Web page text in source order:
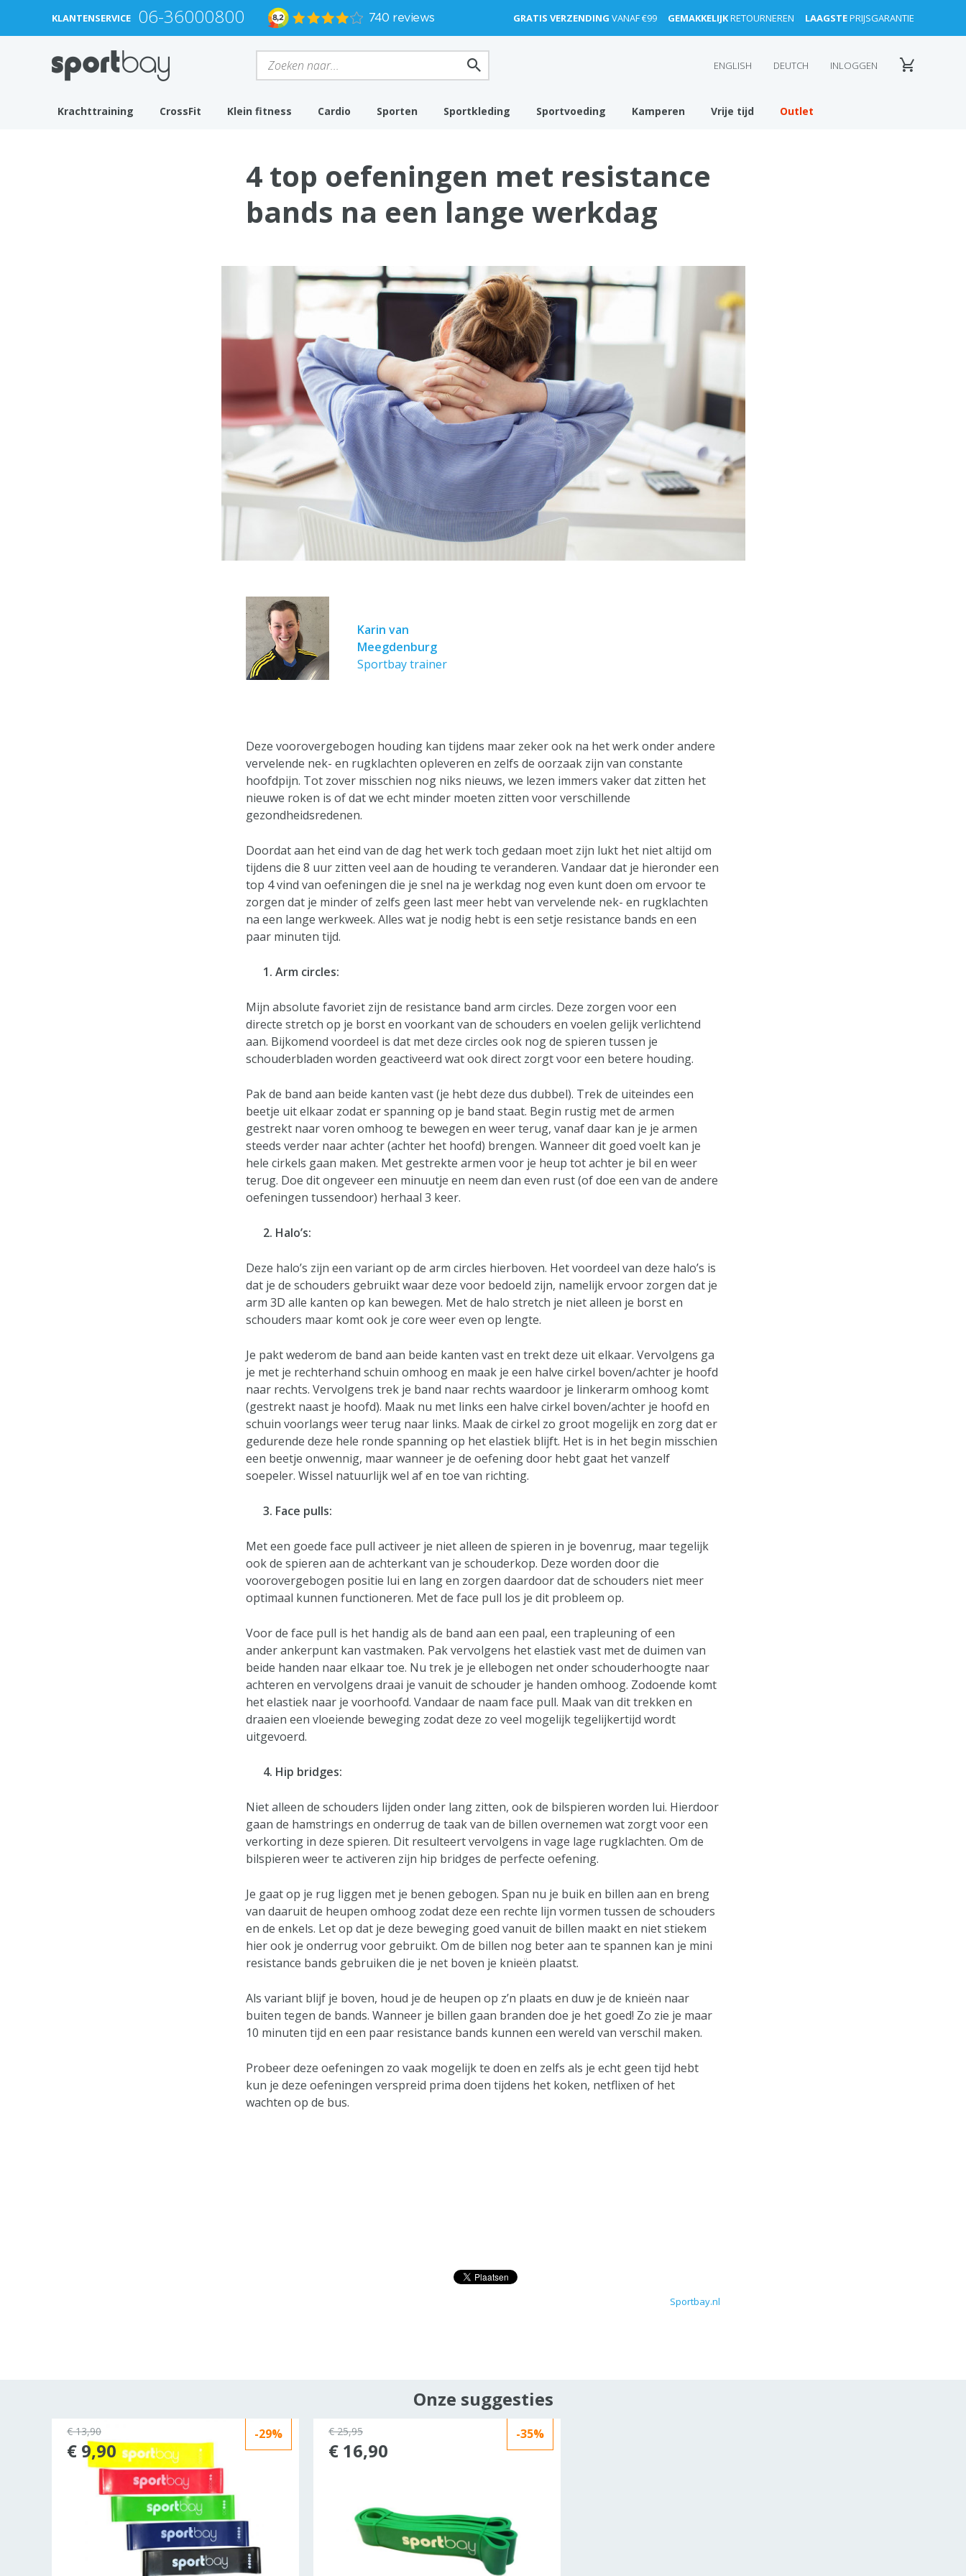
KLANTENSERVICE 06-36000800 GRATIS VERZENDING VANAF €99 GEMAKKELIJKRETOURNEREN LAAGSTEPRIJSGARANTIE
ENGLISH DEUTCH INLOGGEN
Krachttraining CrossFit Klein fitness Cardio Sporten Sportkleding Sportvoeding Kamperen Vrije tijd Outlet
4 top oefeningen met resistance
bands na een lange werkdag
Karin van
Meegdenburg
Sportbay trainer
Deze voorovergebogen houding kan tijdens maar zeker ook na het werk onder andere
vervelende nek- en rugklachten opleveren en zelfs de oorzaak zijn van constante
hoofdpijn. Tot zover misschien nog niks nieuws, we lezen immers vaker dat zitten het
nieuwe roken is of dat we echt minder moeten zitten voor verschillende
gezondheidsredenen.
Doordat aan het eind van de dag het werk toch gedaan moet zijn lukt het niet altijd om
tijdens die 8 uur zitten veel aan de houding te veranderen. Vandaar dat je hieronder een
top 4 vind van oefeningen die je snel na je werkdag nog even kunt doen om ervoor te
zorgen dat je minder of zelfs geen last meer hebt van vervelende nek- en rugklachten
na een lange werkweek. Alles wat je nodig hebt is een setje resistance bands en een
paar minuten tijd.
1. Arm circles:
Mijn absolute favoriet zijn de resistance band arm circles. Deze zorgen voor een
directe stretch op je borst en voorkant van de schouders en voelen gelijk verlichtend
aan. Bijkomend voordeel is dat met deze circles ook nog de spieren tussen je
schouderbladen worden geactiveerd wat ook direct zorgt voor een betere houding.
Pak de band aan beide kanten vast (je hebt deze dus dubbel). Trek de uiteindes een
beetje uit elkaar zodat er spanning op je band staat. Begin rustig met de armen
gestrekt naar voren omhoog te bewegen en weer terug, vanaf daar kan je je armen
steeds verder naar achter (achter het hoofd) brengen. Wanneer dit goed voelt kan je
hele cirkels gaan maken. Met gestrekte armen voor je heup tot achter je bil en weer
terug. Doe dit ongeveer een minuutje en neem dan even rust (of doe een van de andere
oefeningen tussendoor) herhaal 3 keer.
2. Halo’s:
Deze halo’s zijn een variant op de arm circles hierboven. Het voordeel van deze halo’s is
dat je de schouders gebruikt waar deze voor bedoeld zijn, namelijk ervoor zorgen dat je
arm 3D alle kanten op kan bewegen. Met de halo stretch je niet alleen je borst en
schouders maar komt ook je core weer even op lengte.
Je pakt wederom de band aan beide kanten vast en trekt deze uit elkaar. Vervolgens ga
je met je rechterhand schuin omhoog en maak je een halve cirkel boven/achter je hoofd
naar rechts. Vervolgens trek je band naar rechts waardoor je linkerarm omhoog komt
(gestrekt naast je hoofd). Maak nu met links een halve cirkel boven/achter je hoofd en
schuin voorlangs weer terug naar links. Maak de cirkel zo groot mogelijk en zorg dat er
gedurende deze hele ronde spanning op het elastiek blijft. Het is in het begin misschien
een beetje onwennig, maar wanneer je de oefening door hebt gaat het vanzelf
soepeler. Wissel natuurlijk wel af en toe van richting.
3. Face pulls:
Met een goede face pull activeer je niet alleen de spieren in je bovenrug, maar tegelijk
ook de spieren aan de achterkant van je schouderkop. Deze worden door die
voorovergebogen positie lui en lang en zorgen daardoor dat de schouders niet meer
optimaal kunnen functioneren. Met de face pull los je dit probleem op.
Voor de face pull is het handig als de band aan een paal, een trapleuning of een
ander ankerpunt kan vastmaken. Pak vervolgens het elastiek vast met de duimen van
beide handen naar elkaar toe. Nu trek je je ellebogen net onder schouderhoogte naar
achteren en vervolgens draai je vanuit de schouder je handen omhoog. Zodoende komt
het elastiek naar je voorhoofd. Vandaar de naam face pull. Maak van dit trekken en
draaien een vloeiende beweging zodat deze zo veel mogelijk tegelijkertijd wordt
uitgevoerd.
4. Hip bridges:
Niet alleen de schouders lijden onder lang zitten, ook de bilspieren worden lui. Hierdoor
gaan de hamstrings en onderrug de taak van de billen overnemen wat zorgt voor een
verkorting in deze spieren. Dit resulteert vervolgens in vage lage rugklachten. Om de
bilspieren weer te activeren zijn hip bridges de perfecte oefening.
Je gaat op je rug liggen met je benen gebogen. Span nu je buik en billen aan en breng
van daaruit de heupen omhoog zodat deze een rechte lijn vormen tussen de schouders
en de enkels. Let op dat je deze beweging goed vanuit de billen maakt en niet stiekem
hier ook je onderrug voor gebruikt. Om de billen nog beter aan te spannen kan je mini
resistance bands gebruiken die je net boven je knieën plaatst.
Als variant blijf je boven, houd je de heupen op z’n plaats en duw je de knieën naar
buiten tegen de bands. Wanneer je billen gaan branden doe je het goed! Zo zie je maar
10 minuten tijd en een paar resistance bands kunnen een wereld van verschil maken.
Probeer deze oefeningen zo vaak mogelijk te doen en zelfs als je echt geen tijd hebt
kun je deze oefeningen verspreid prima doen tijdens het koken, netflixen of het
wachten op de bus.
Sportbay.nl
Onze suggesties
-29%
€ 13,90
€ 9,90
-35%
€ 25,95
€ 16,90